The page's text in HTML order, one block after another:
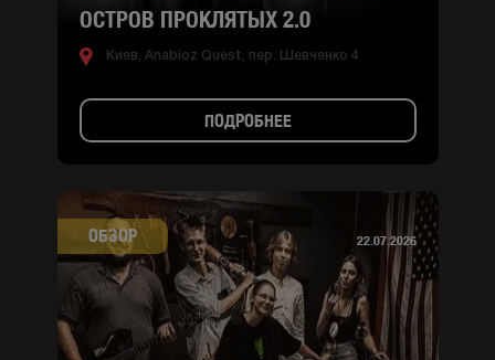
ОСТРОВ ПРОКЛЯТЫХ 2.0
Киев, Anabioz Quest, пер. Шевченко 4
ПОДРОБНЕЕ
ОБЗОР 22.07.2026